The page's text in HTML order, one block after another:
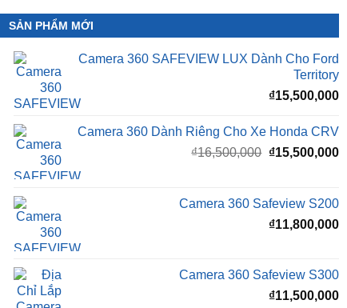
SẢN PHẨM MỚI
Camera 360 SAFEVIEW LUX Dành Cho Ford
Territory
₫15,500,000
Camera 360 Dành Riêng Cho Xe Honda CRV
₫16,500,000 Giá
₫16,500,000.
₫15,500,000
Camera 360 Safeview S200
₫11,800,000
Camera 360 Safeview S300
₫11,500,000